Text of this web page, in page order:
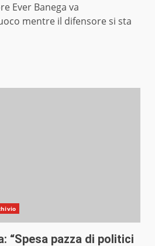
Ever Banega va
mentre il difensore si sta
“Spesa pazza di politici